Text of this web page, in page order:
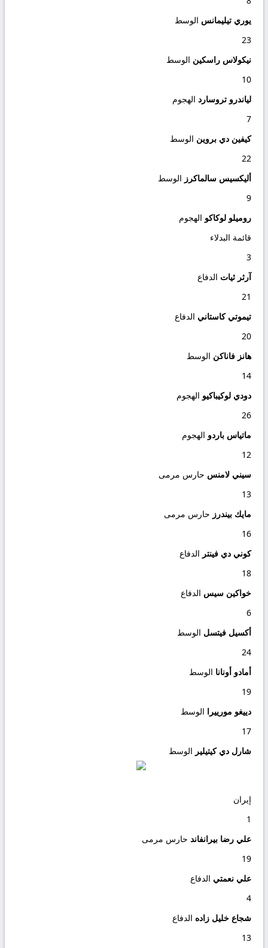
يوري تيليمانس الوسط
23
نيكولاس راسكين الوسط
10
لياندرو تروسارد الهجوم
7
كيفين دي بروين الوسط
22
أليكسيس سالماكرز الوسط
9
روميلو لوكاكو الهجوم
قائمة البدلاء
3
آرثر ثيات الدفاع
21
تيموتي كاستاني الدفاع
20
هانز فاناكن الوسط
14
دودي لوكيباكيو الهجوم
26
ماتياس باردو الهجوم
12
سيني لامنس حارس مرمى
13
مايك بيندرز حارس مرمى
16
كوني دي فينتر الدفاع
18
خواكين سيس الدفاع
6
أكسيل فيتسل الوسط
24
أمادو أونانا الوسط
19
دييغو مورييرا الوسط
17
شارل دي كيتيلير الوسط
إيران
1
علي رضا بيرانفاند حارس مرمى
19
علي نعمتي الدفاع
4
شجاع خلیل‌ زاده‎ الدفاع
13